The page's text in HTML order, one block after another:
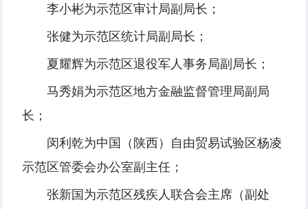
李小彬为示范区审计局副局长；
张健为示范区统计局副局长；
夏耀辉为示范区退役军人事务局副局长；
马秀娟为示范区地方金融监督管理局副局
长；
闵利乾为中国（陕西）自由贸易试验区杨凌
示范区管委会办公室副主任；
张新国为示范区残疾人联合会主席（副处